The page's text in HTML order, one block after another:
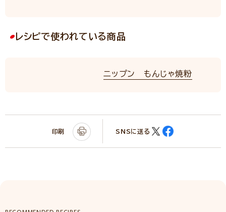
レシピで使われている商品
ニップン もんじゃ焼粉
印刷 SNSに送る